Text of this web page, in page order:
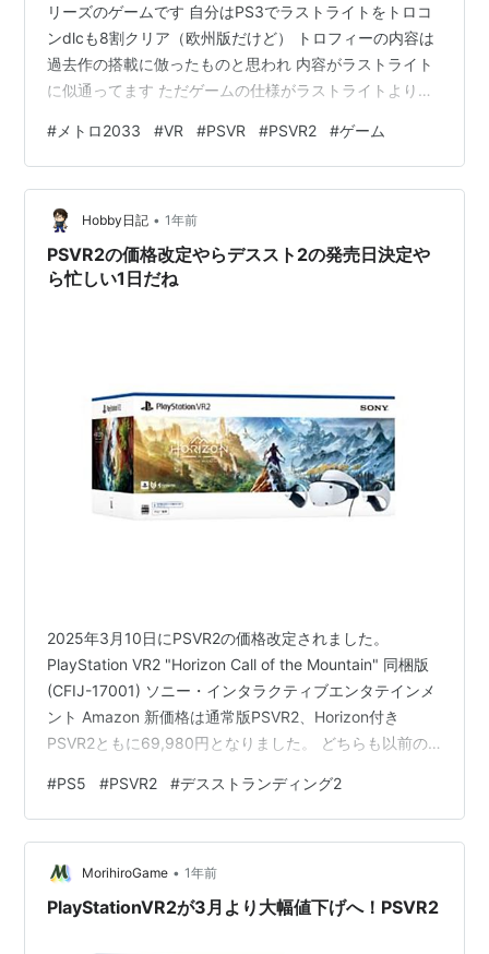
リーズのゲームです 自分はPS3でラストライトをトロコ
ンdlcも8割クリア（欧州版だけど） トロフィーの内容は
過去作の搭載に倣ったものと思われ 内容がラストライト
に似通ってます ただゲームの仕様がラストライトより大
た、って気がしなくもないですが ちなみにこのゲームは
トロコンはしてないです 個人的に何か今一だったなぁ ま
ぁバイオ8VRが良すぎたということもあるんでしょうけ
ど steamの評価は賛否両論 やや好評 以下、感想
# メトロ2033 #VR #PSVR #PSVR2 #ゲーム
Hobby日記 • 1年前
PSVR2の価格改定やらデススト2の発売日決定や
ら忙しい1日だね
2025年3月10日にPSVR2の価格改定されました。
PlayStation VR2 "Horizon Call of the Mountain" 同梱版
(CFIJ-17001) ソニー・インタラクティブエンタテインメ
ント Amazon 新価格は通常版PSVR2、Horizon付き
PSVR2ともに69,980円となりました。 どちらも以前の
大きいですね。 ちなみにPSVR2は一度値上げされていま
したよね。 値上げ前（2023年）の価格を調べると通常版
が74,980円、Horizon付きは79,980円となっていまし
た。 今回はこの時よりも価…
#PS5 #PSVR2 #デスストランディング2
MorihiroGame • 1年前
PlayStationVR2が3月より大幅値下げへ！PSVR2